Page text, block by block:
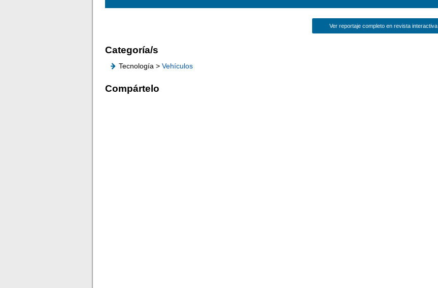
Ver reportaje completo en revista interactiva
Categoría/s
Tecnología >Vehículos
Compártelo